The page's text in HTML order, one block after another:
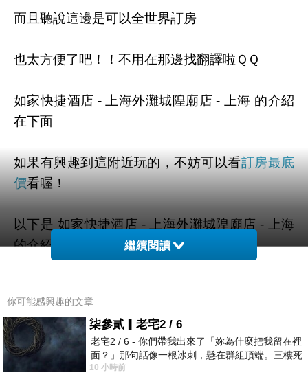
而且聽說這邊是可以全世界訂房
也太方便了吧！！不用在那邊找翻譯啦ＱＱ
如家快捷酒店 - 上海外灘城隍廟店 - 上海 的介紹
在下面
如果有興趣到這附近玩的，不妨可以看訂房最底
價看喔！
以下是 如家快捷酒店 - 上海外灘城隍廟店 - 上海
的介紹 如果也跟我一樣喜歡不妨看看喔!
費《迪士尼美語世界試用包》
↓↓↓限量特優價格按鈕↓↓↓
繼續閱讀
你可能感興趣的文章
柒參貳▎老宅2 / 6
老宅2 / 6 - 你們帶我出來了「妳為什麼把我留在裡
面？」那句話像一根冰刺，懸在群組頂端。三樓死
死盯著照片裡的人。那個人確實站在
10 小時前